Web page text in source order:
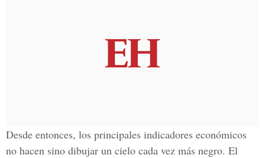
Desde entonces, los principales indicadores económicos
no hacen sino dibujar un cielo cada vez más negro. El